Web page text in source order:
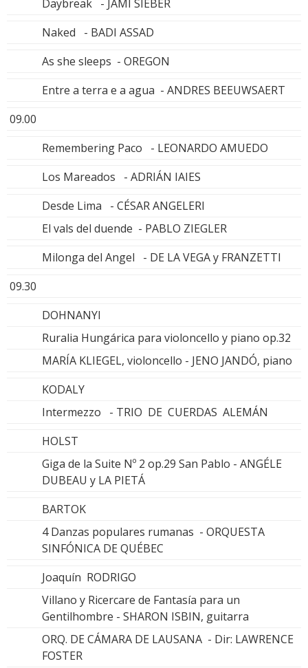
Daybreak - JAMI SIEBER
Naked - BADI ASSAD
As she sleeps - OREGON
Entre a terra e a agua - ANDRES BEEUWSAERT
09.00
Remembering Paco - LEONARDO AMUEDO
Los Mareados - ADRIÁN IAIES
Desde Lima - CÉSAR ANGELERI
El vals del duende - PABLO ZIEGLER
Milonga del Angel - DE LA VEGA y FRANZETTI
09.30
DOHNANYI
Ruralia Hungárica para violoncello y piano op.32
MARÍA KLIEGEL, violoncello - JENO JANDÓ, piano
KODALY
Intermezzo - TRIO DE CUERDAS ALEMÁN
HOLST
Giga de la Suite Nº 2 op.29 San Pablo - ANGÉLE
DUBEAU y LA PIETÁ
BARTOK
4 Danzas populares rumanas - ORQUESTA
SINFÓNICA DE QUÉBEC
Joaquín RODRIGO
Villano y Ricercare de Fantasía para un
Gentilhombre - SHARON ISBIN, guitarra
ORQ. DE CÁMARA DE LAUSANA - Dir: LAWRENCE
FOSTER